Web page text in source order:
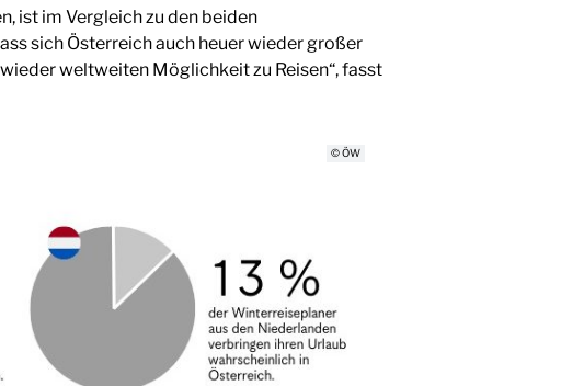
ist im Vergleich zu den beiden
sich Österreich auch heuer wieder großer
weltweiten Möglichkeit zu Reisen“, fasst
© ÖW